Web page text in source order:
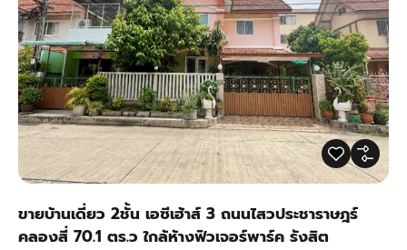
ขายบ้านเดี่ยว 2ชั้น เอซีเฮ้าส์ 3 ถนนไสวประชาราษฎร์
คลองสี่ 70.1 ตร.ว ใกล้ห้างฟิวเจอร์พาร์ค รังสิต